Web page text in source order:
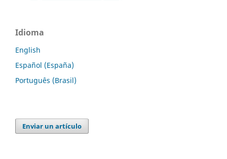
Idioma
English
Español (España)
Português (Brasil)
Enviar un artículo